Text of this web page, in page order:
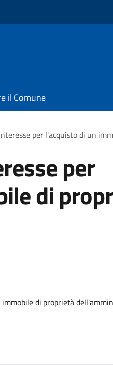
il Comune
per l'acquisto di un
per
di
di proprietà